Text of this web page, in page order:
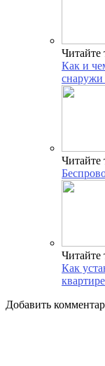
Читайте
Как и
снаружи
Читайте
Читайте
Как
Добавить